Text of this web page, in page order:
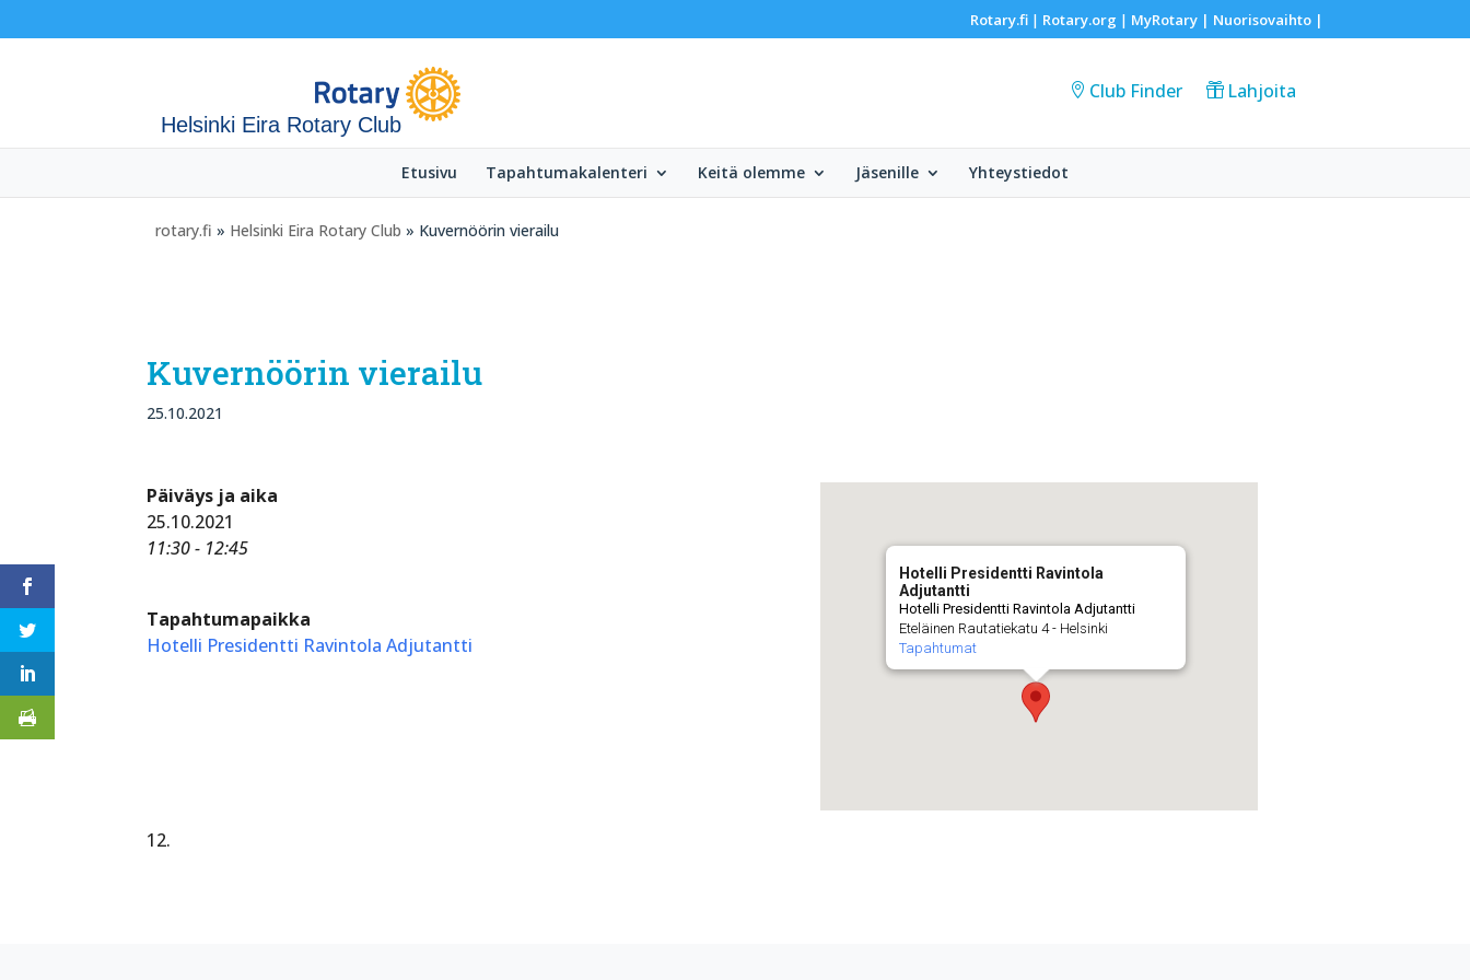
Rotary.fi| Rotary.org | MyRotary | Nuorisovaihto|
Helsinki Eira Rotary Club
Club Finder Lahjoita
Etusivu Tapahtumakalenteri Keitä olemme Jäsenille Yhteystiedot
rotary.fi » Helsinki Eira Rotary Club » Kuvernöörin vierailu
Kuvernöörin vierailu
25.10.2021
Hotelli Presidentti Ravintola
Adjutantti
Hotelli Presidentti Ravintola Adjutantti
Eteläinen Rautatiekatu 4 - Helsinki
Tapahtumat
Päiväys ja aika
25.10.2021
11:30 - 12:45
Tapahtumapaikka
Hotelli Presidentti Ravintola Adjutantti
12.